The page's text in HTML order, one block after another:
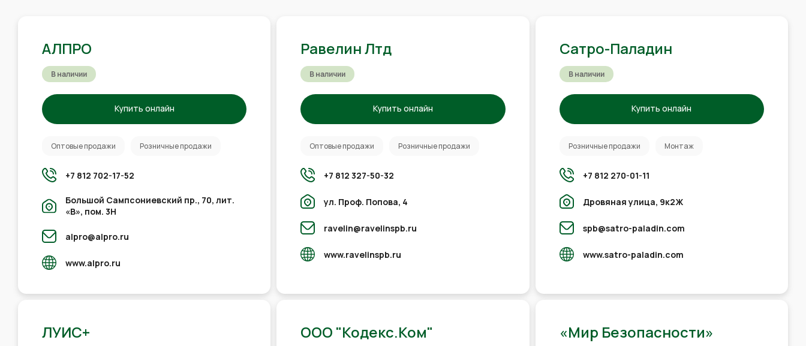
АЛПРО
В наличии
Купить онлайн
Оптовые продажи Розничные продажи
+7 812 702-17-52
Большой Сампсониевский пр., 70, лит.
«В», пом. 3Н
alpro@alpro.ru
www.alpro.ru
Равелин Лтд
В наличии
Купить онлайн
Оптовые продажи Розничные продажи
+7 812 327-50-32
ул. Проф. Попова, 4
ravelin@ravelinspb.ru
www.ravelinspb.ru
Сатро-Паладин
В наличии
Купить онлайн
Розничные продажи Монтаж
+7 812 270-01-11
Дровяная улица, 9к2Ж
spb@satro-paladin.com
www.satro-paladin.com
ЛУИС+ ООО "Кодекс.Ком" «Мир Безопасности»